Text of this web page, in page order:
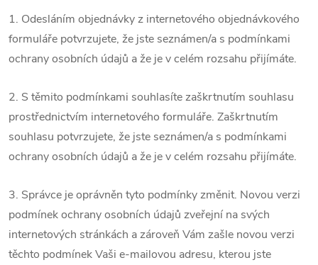
1. Odesláním objednávky z internetového objednávkového
formuláře potvrzujete, že jste seznámen/a s podmínkami
ochrany osobních údajů a že je v celém rozsahu přijímáte.
2. S těmito podmínkami souhlasíte zaškrtnutím souhlasu
prostřednictvím internetového formuláře. Zaškrtnutím
souhlasu potvrzujete, že jste seznámen/a s podmínkami
ochrany osobních údajů a že je v celém rozsahu přijímáte.
3. Správce je oprávněn tyto podmínky změnit. Novou verzi
podmínek ochrany osobních údajů zveřejní na svých
internetových stránkách a zároveň Vám zašle novou verzi
těchto podmínek Vaši e-mailovou adresu, kterou jste